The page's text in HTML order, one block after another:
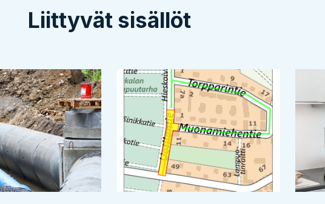
Liittyvät sisällöt